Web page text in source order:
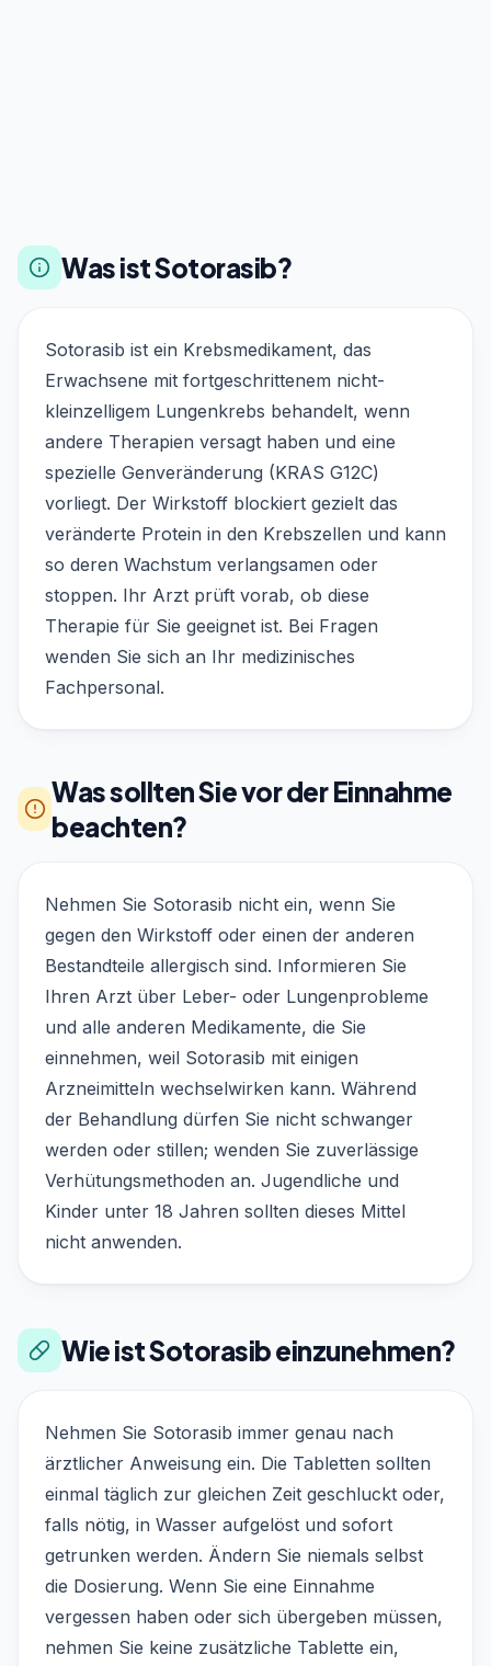
Was ist Sotorasib?
Sotorasib ist ein Krebsmedikament, das
Erwachsene mit fortgeschrittenem nicht-
kleinzelligem Lungenkrebs behandelt, wenn
andere Therapien versagt haben und eine
spezielle Genveränderung (KRAS G12C)
vorliegt. Der Wirkstoff blockiert gezielt das
veränderte Protein in den Krebszellen und kann
so deren Wachstum verlangsamen oder
stoppen. Ihr Arzt prüft vorab, ob diese
Therapie für Sie geeignet ist. Bei Fragen
wenden Sie sich an Ihr medizinisches
Fachpersonal.
Was sollten Sie vor der Einnahme
beachten?
Nehmen Sie Sotorasib nicht ein, wenn Sie
gegen den Wirkstoff oder einen der anderen
Bestandteile allergisch sind. Informieren Sie
Ihren Arzt über Leber- oder Lungenprobleme
und alle anderen Medikamente, die Sie
einnehmen, weil Sotorasib mit einigen
Arzneimitteln wechselwirken kann. Während
der Behandlung dürfen Sie nicht schwanger
werden oder stillen; wenden Sie zuverlässige
Verhütungsmethoden an. Jugendliche und
Kinder unter 18 Jahren sollten dieses Mittel
nicht anwenden.
Wie ist Sotorasib einzunehmen?
Nehmen Sie Sotorasib immer genau nach
ärztlicher Anweisung ein. Die Tabletten sollten
einmal täglich zur gleichen Zeit geschluckt oder,
falls nötig, in Wasser aufgelöst und sofort
getrunken werden. Ändern Sie niemals selbst
die Dosierung. Wenn Sie eine Einnahme
vergessen haben oder sich übergeben müssen,
nehmen Sie keine zusätzliche Tablette ein,